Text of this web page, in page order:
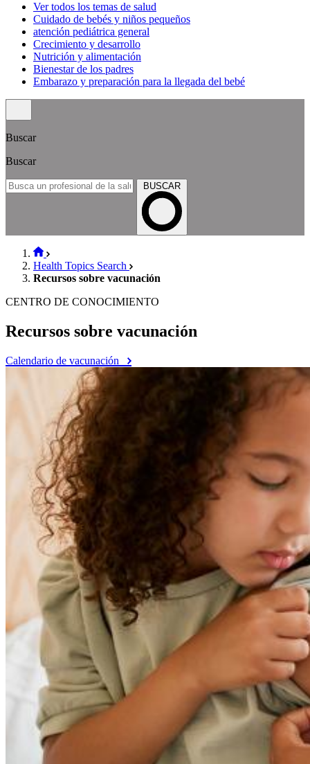
Ver todos los temas de salud
Cuidado de bebés y niños pequeños
atención pediátrica general
Crecimiento y desarrollo
Nutrición y alimentación
Bienestar de los padres
Embarazo y preparación para la llegada del bebé
Buscar
Buscar
BUSCAR
Health Topics Search
Recursos sobre vacunación
CENTRO DE CONOCIMIENTO
Recursos sobre vacunación
Calendario de vacunación